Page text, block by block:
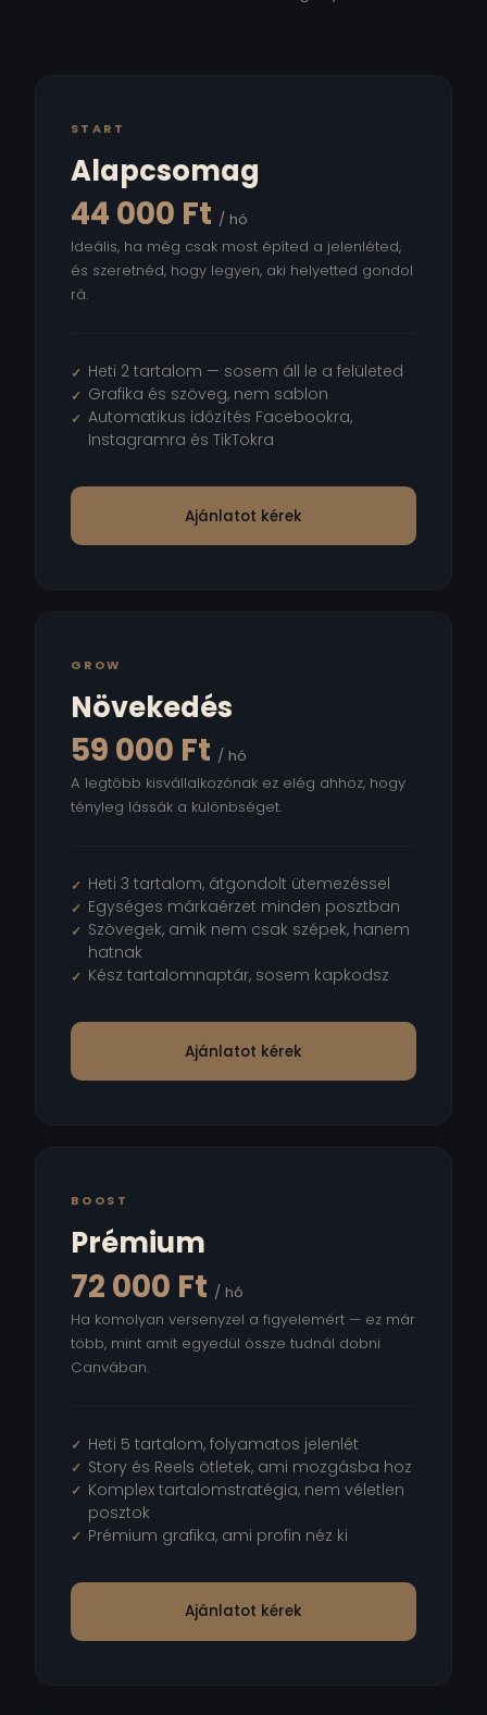
START
Alapcsomag
44 000 Ft / hó
Ideális, ha még csak most építed a jelenléted,
és szeretnéd, hogy legyen, aki helyetted gondol
rá.
Heti 2 tartalom — sosem áll le a felületed
Grafika és szöveg, nem sablon
Automatikus időzítés Facebookra,
Instagramra és TikTokra
Ajánlatot kérek
GROW
Növekedés
59 000 Ft / hó
A legtöbb kisvállalkozónak ez elég ahhoz, hogy
tényleg lássák a különbséget.
Heti 3 tartalom, átgondolt ütemezéssel
Egységes márkaérzet minden posztban
Szövegek, amik nem csak szépek, hanem
hatnak
Kész tartalomnaptár, sosem kapkodsz
Ajánlatot kérek
BOOST
Prémium
72 000 Ft / hó
Ha komolyan versenyzel a figyelemért — ez már
több, mint amit egyedül össze tudnál dobni
Canvában.
Heti 5 tartalom, folyamatos jelenlét
Story és Reels ötletek, ami mozgásba hoz
Komplex tartalomstratégia, nem véletlen
posztok
Prémium grafika, ami profin néz ki
Ajánlatot kérek